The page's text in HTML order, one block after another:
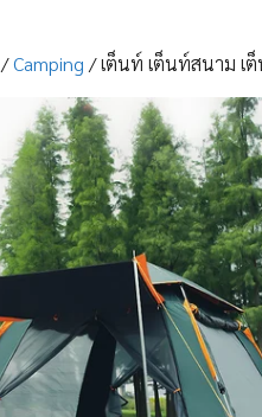
/Camping / เต็นท์ เต็นท์สนาม เ